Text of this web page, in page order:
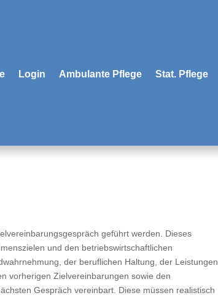
Login Ambulante Pflege Stat. Pflege
geführt werden. Dieses
und den betriebswirtschaftlichen
der beruflichen Haltung, der Leistungen
vorherigen Zielvereinbarungen sowie den
Gespräch vereinbart. Diese müssen realistisch